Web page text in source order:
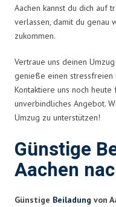
Aachen kannst du dich auf
verlassen, damit du genau
zukommen.
Vertraue uns deinen
genieße einen stressfreien
Kontaktiere uns noch
unverbindliches Angebot.
Umzug zu unterstützen!
Günstige
Aachen
Günstige Beiladung von